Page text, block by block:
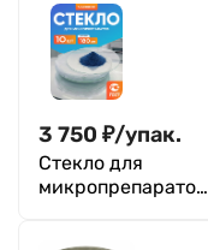
3 750 ₽/упак.
Стекло для
микропрепаратов